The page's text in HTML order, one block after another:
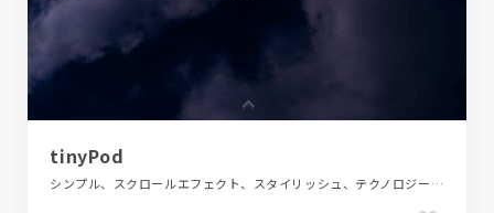
tinyPod
シンプル、スクロールエフェクト、スタイリッシュ、テクノロジー・サイエンス、ブランド・サービスサイト、ホワイト系